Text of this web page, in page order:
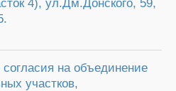
4), ул.Дм.Донского, 59,
на объединение
участков,